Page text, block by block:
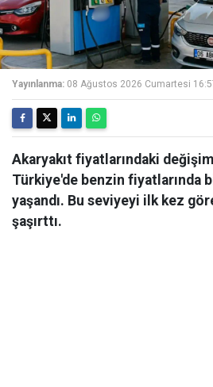
Yayınlanma: 08 Ağustos 2026 Cumartesi
Akaryakıt fiyatlarındaki
Türkiye'de benzin fiyatlarında
yaşandı. Bu seviyeyi ilk kez
şaşırttı.